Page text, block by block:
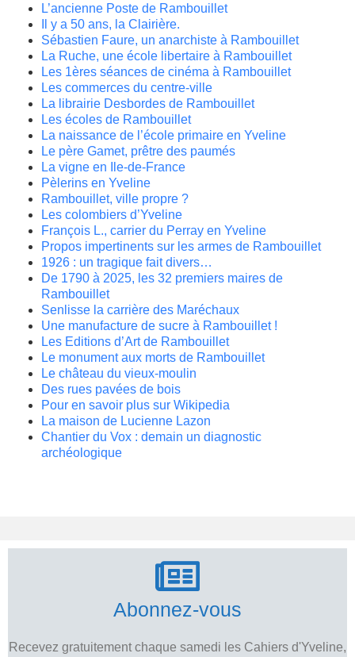
L’ancienne Poste de Rambouillet
Il y a 50 ans, la Clairière.
Sébastien Faure, un anarchiste à Rambouillet
La Ruche, une école libertaire à Rambouillet
Les 1ères séances de cinéma à Rambouillet
Les commerces du centre-ville
La librairie Desbordes de Rambouillet
Les écoles de Rambouillet
La naissance de l’école primaire en Yveline
Le père Gamet, prêtre des paumés
La vigne en Ile-de-France
Pèlerins en Yveline
Rambouillet, ville propre ?
Les colombiers d’Yveline
François L., carrier du Perray en Yveline
Propos impertinents sur les armes de Rambouillet
1926 : un tragique fait divers…
De 1790 à 2025, les 32 premiers maires de
Rambouillet
Senlisse la carrière des Maréchaux
Une manufacture de sucre à Rambouillet !
Les Editions d’Art de Rambouillet
Le monument aux morts de Rambouillet
Le château du vieux-moulin
Des rues pavées de bois
Pour en savoir plus sur Wikipedia
La maison de Lucienne Lazon
Chantier du Vox : demain un diagnostic
archéologique
Abonnez-vous
Recevez gratuitement chaque samedi les Cahiers d'Yveline,